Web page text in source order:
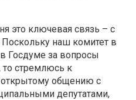
это ключевая связь – с
наш комитет в
Госдуме за вопросы
то стремлюсь к
общению с
депутатами,